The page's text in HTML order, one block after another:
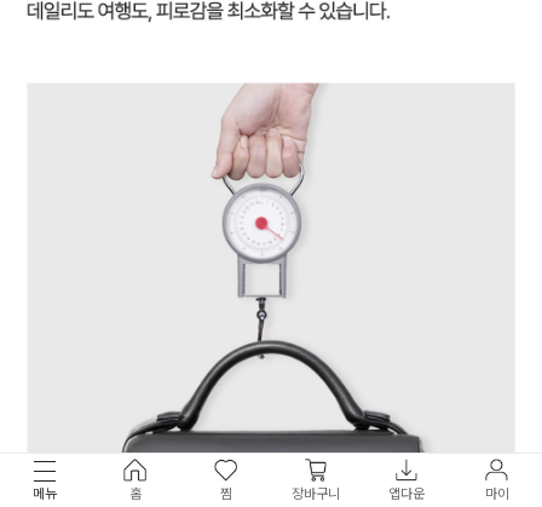
메뉴 홈 찜 장바구니 앱다운 마이